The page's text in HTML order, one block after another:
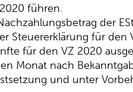
führen.
der
Steuererklärung für den
für den VZ 2020
Monat nach
und unter